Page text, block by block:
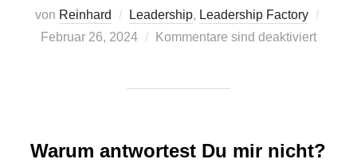
von Reinhard Leadership, Leadership Factory
Februar 26, 2024 Kommentare sind deaktiviert
Warum antwortest Du mir nicht?